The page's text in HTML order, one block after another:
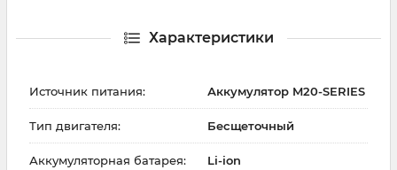
Характеристики
Источник питания: Аккумулятор M20-SERIES
Тип двигателя: Бесщеточный
Аккумуляторная батарея: Li-ion